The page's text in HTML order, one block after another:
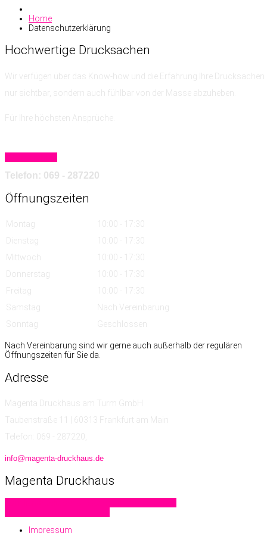
Home
Datenschutzerklärung
Hochwertige Drucksachen
Wir verfügen über das Know-how und die Erfahrung Ihre
nur sichtbar, sondern auch fühlbar von der Masse abzuheben.
Für Ihre höchsten Ansprüche.
Telefon: 069 - 287220
Öffnungszeiten
Montag
10:00 - 17:30
Dienstag
10:00 - 17:30
Mittwoch
10:00 - 17:30
Donnerstag
10:00 - 17:30
Freitag
10:00 - 17:30
Samstag
Nach Vereinbarung
Sonntag
Geschlossen
Nach Vereinbarung sind wir gerne auch außerhalb der regulären
Öffnungszeiten für Sie da.
Adresse
Magenta Druckhaus am Turm GmbH
Taubenstraße 11 | 60313 Frankfurt am Main
Telefon: 069 - 287220,
info@magenta-druckhaus.de
Magenta Druckhaus
Impressum